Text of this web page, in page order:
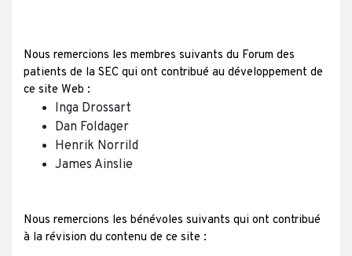
Nous remercions les membres suivants du Forum des
patients de la SEC qui ont contribué au développement de
ce site Web :
Inga Drossart
Dan Foldager
Henrik Norrild
James Ainslie
Nous remercions les bénévoles suivants qui ont contribué
à la révision du contenu de ce site :